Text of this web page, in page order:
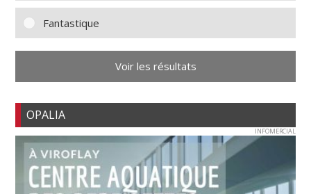
Fantastique
Voir les résultats
OPALIA
INFOMERCIAL